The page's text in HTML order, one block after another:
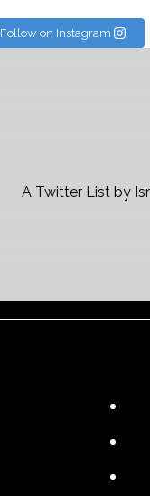
Follow on Instagram
A Twitter List by